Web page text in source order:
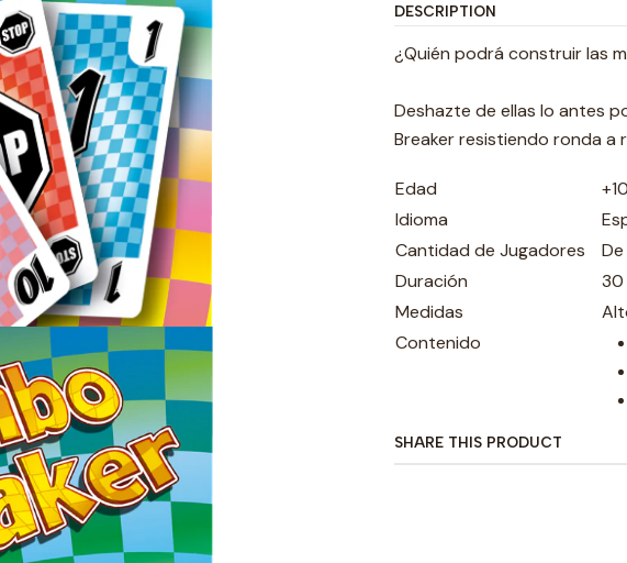
DESCRIPTION
¿Quién podrá construir las
Deshazte de ellas lo antes
Breaker resistiendo ronda a
Edad
Idioma
Cantidad de Jugadores
Duración
30
Medidas
Contenido
SHARE THIS PRODUCT